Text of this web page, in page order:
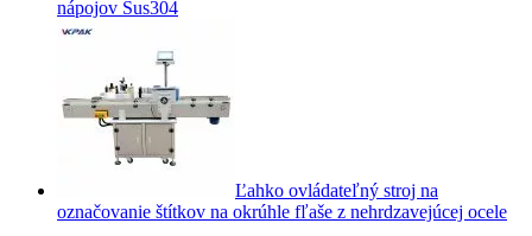
nápojov Sus304
Ľahko ovládateľný stroj na
označovanie štítkov na okrúhle fľaše z nehrdzavejúcej ocele